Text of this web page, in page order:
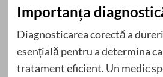
Importanța
Diagnosticarea corectă a
esențială pentru a determina
tratament eficient. Un medic